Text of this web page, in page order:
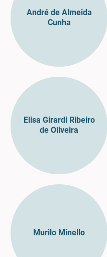
André de Almeida
Cunha
Elisa Girardi Ribeiro
de Oliveira
Murilo Minello